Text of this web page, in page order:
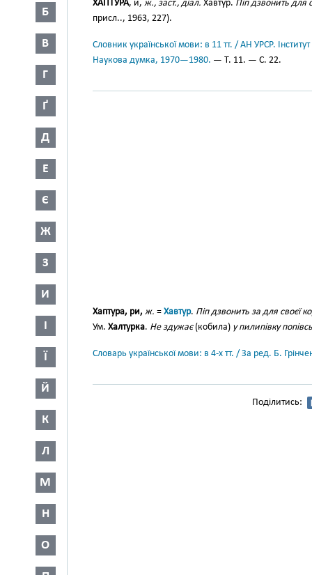
Б
В
Г
Ґ
Д
Е
Є
Ж
З
И
І
Ї
Й
К
Л
М
Н
О
ХАПТУ́РА, и, ж., заст., діал. Хавтур. Піп дзвонить для
присл.., 1963, 227).
Словник української мови: в 11 тт. / АН УРСР.
Наукова думка, 1970—1980. — Т. 11. — С. 22.
Хаптура, ри, ж. = Хавтур. Піп дзвонить за для своєї
Ум. Халтурка. Не здужає(кобила) у пилипівку
Словарь української мови: в 4-х тт. / За ред. Б.
Поділитись: